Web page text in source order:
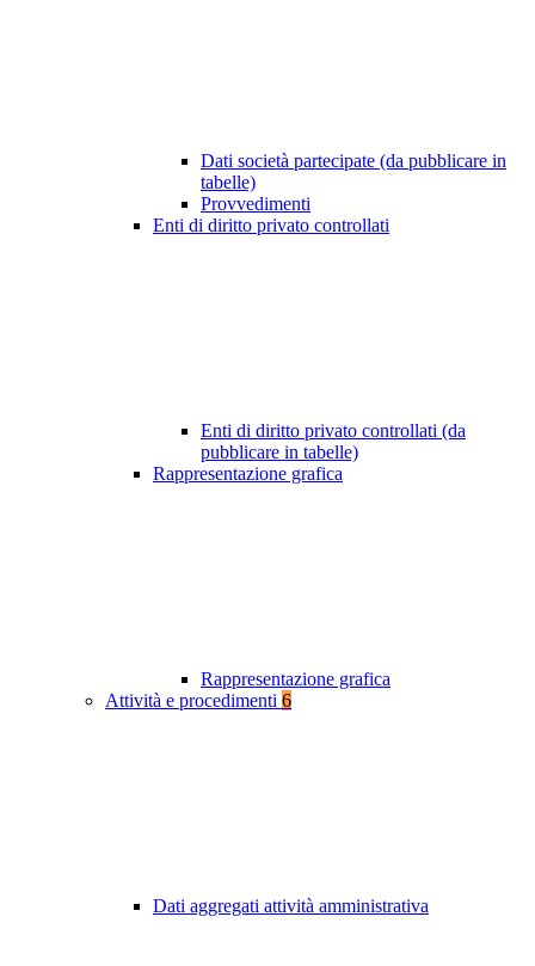
Dati società partecipate (da pubblicare in
tabelle)
Provvedimenti
Enti di diritto privato controllati
Enti di diritto privato controllati (da
pubblicare in tabelle)
Rappresentazione grafica
Rappresentazione grafica
Attività e procedimenti 6
Dati aggregati attività amministrativa